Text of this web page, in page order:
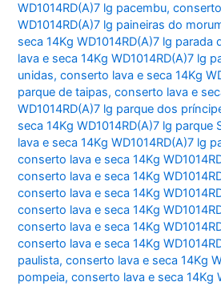
WD1014RD(A)7 lg pacembu,
WD1014RD(A)7 lg paineiras do
seca 14Kg WD1014RD(A)7 lg parada
lava e seca 14Kg WD1014RD(A)7 lg
unidas,conserto lava e seca 14Kg
parque de taipas,conserto lava e
WD1014RD(A)7 lg parque dos
seca 14Kg WD1014RD(A)7 lg parque
lava e seca 14Kg WD1014RD(A)7 lg
conserto lava e seca 14Kg
conserto lava e seca 14Kg
conserto lava e seca 14Kg
conserto lava e seca 14Kg
conserto lava e seca 14Kg
conserto lava e seca 14Kg
paulista,conserto lava e seca 14Kg
pompeia,conserto lava e seca 14Kg